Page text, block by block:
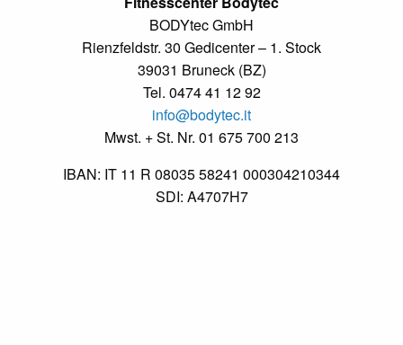
BODYtec GmbH
Rienzfeldstr. 30 Gedicenter – 1. Stock
39031 Bruneck (BZ)
Tel. 0474 41 12 92
info@bodytec.it
Mwst. + St. Nr. 01 675 700 213
IBAN: IT 11 R 08035 58241 000304210344
SDI: A4707H7